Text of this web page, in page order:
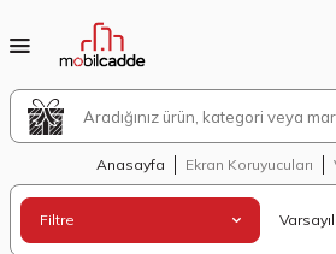
Anasayfa Ekran Koruyucuları
Filtre